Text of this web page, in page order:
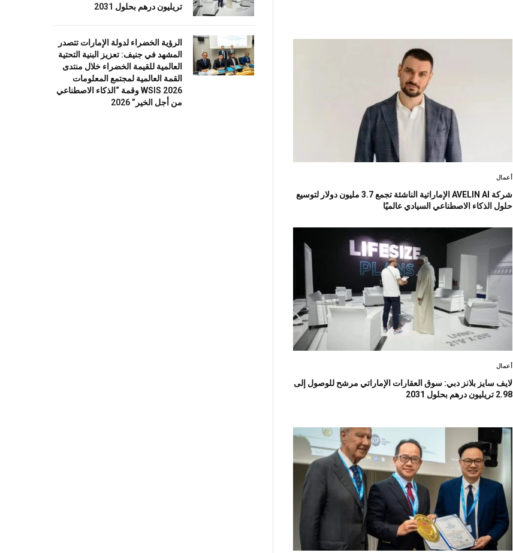
أعمال
شركة AVELIN AI الإماراتية الناشئة تجمع 3.7 مليون دولار لتوسيع
حلول الذكاء الاصطناعي السيادي عالميًا
أعمال
لايف سايز بلانز دبي: سوق العقارات الإماراتي مرشح للوصول إلى
2.98 تريليون درهم بحلول 2031
تريليون درهم بحلول 2031
الرؤية الخضراء لدولة الإمارات تتصدر
المشهد في جنيف: تعزيز البنية التحتية
العالمية للقيمة الخضراء خلال منتدى
القمة العالمية لمجتمع المعلومات
WSIS 2026 وقمة “الذكاء الاصطناعي
من أجل الخير” 2026